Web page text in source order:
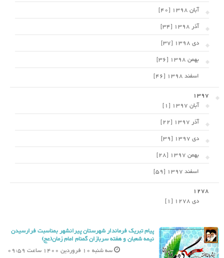
آبان 1398 [40]
آذر 1398 [34]
دی 1398 [37]
بهمن 1398 [36]
اسفند 1398 [46]
1397
آبان 1397 [1]
آذر 1397 [22]
دی 1397 [39]
بهمن 1397 [28]
اسفند 1397 [59]
1278
دی 1278 [1]
پیام تبریک فرماندار شهرستان پیرانشهر بمناسبت فرارسیدن
نیمه شعبان و هفته سربازان گمنام امام زمان(عج)
سه شنبه 10 فروردین 1400 ساعت 09:59